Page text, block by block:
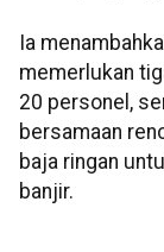
Ia
memerlukan
20 personel,
bersamaan
baja ringan
banjir.